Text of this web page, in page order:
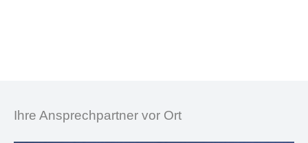
Ihre Ansprechpartner vor Ort